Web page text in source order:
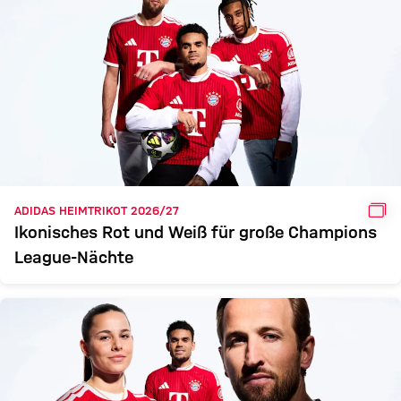
ADIDAS HEIMTRIKOT 2026/27
Ikonisches Rot und Weiß für große Champions
League-Nächte